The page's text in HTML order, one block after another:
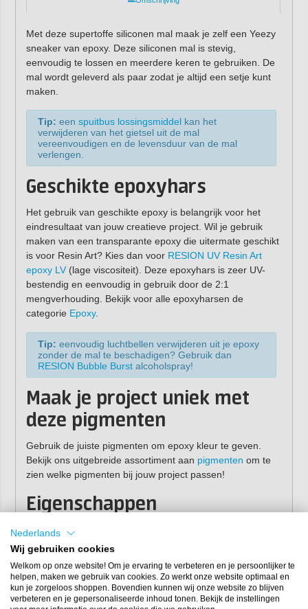
Met deze supertoffe siliconen mal maak je zelf een Yeezy
sneaker van epoxy. Deze siliconen mal is stevig,
eenvoudig te lossen en meerdere keren te gebruiken. De
mal wordt geleverd als paar zodat je altijd een setje kunt
maken.
Tip: een spuitbus lossingsmiddelkan het
verwijderen van het gietsel uit de mal
vereenvoudigen en de levensduur van de mal
verlengen.
Geschikte epoxyhars
Het gebruik van geschikte epoxy is belangrijk voor het
eindresultaat van jouw creatieve project. Wil je gebruik
maken van een transparante epoxy die uitermate geschikt
is voor Resin Art? Kies dan voor RESION UV Resin Art
epoxy LV(lage viscositeit). Deze epoxyhars is zeer UV-
bestendig en eenvoudig in gebruik door de 2:1
mengverhouding. Bekijk voor alle epoxyharsen de
categorie Epoxy.
Tip: eenvoudig luchtbellen verwijderen uit je epoxy
zonder de mal te beschadigen? Gebruik dan
RESION Bubble Burstalcoholspray!
Maak je project uniek met
deze pigmenten
Gebruik de juiste pigmenten om epoxy kleur te geven.
Bekijk ons uitgebreide assortiment aan pigmenten om te
zien welke pigmenten bij jouw project passen!
Eigenschappen
Materiaal:siliconen
Afmeting:
5,5 x 2 cm
Voor deze mal heb je circa 30 gram epoxy nodig.
Nederlands
Wij gebruiken cookies
Welkom op onze website! Om je ervaring te verbeteren en je persoonlijker te
helpen, maken we gebruik van cookies. Zo werkt onze website optimaal en
kun je zorgeloos shoppen. Bovendien kunnen wij onze website zo blijven
verbeteren en je gepersonaliseerde inhoud tonen. Bekijk de instellingen